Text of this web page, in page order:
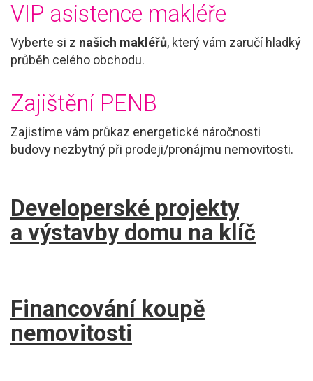
VIP asistence makléře
Vyberte si z našich makléřů, který vám zaručí hladký
průběh celého obchodu.
Zajištění PENB
Zajistíme vám průkaz energetické náročnosti
budovy nezbytný při prodeji/pronájmu nemovitosti.
Developerské projekty
a výstavby domu na klíč
Financování koupě
nemovitosti